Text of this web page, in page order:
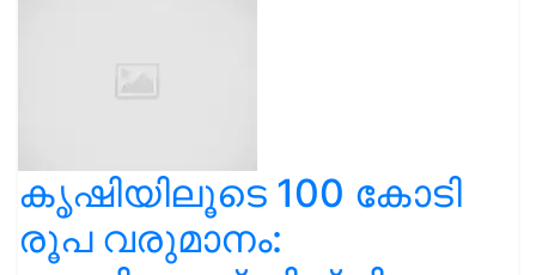
കൃഷിയിലൂടെ 100 കോടി
രൂപ വരുമാനം: